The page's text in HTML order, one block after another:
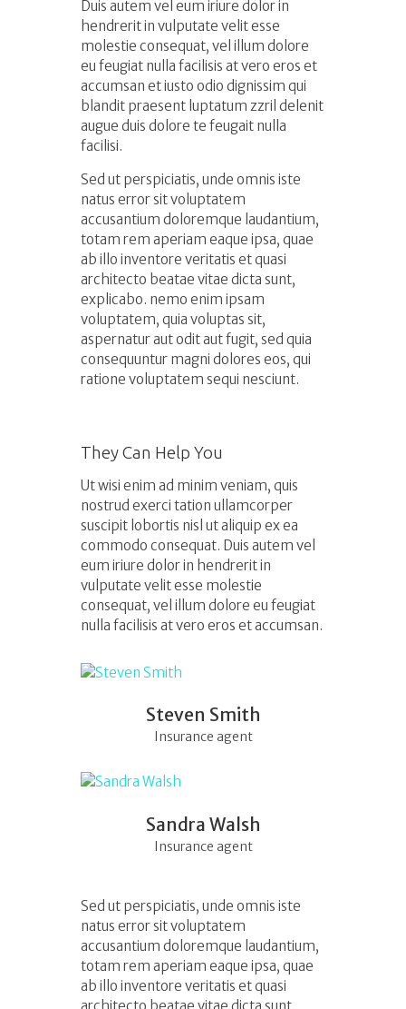
Duis autem vel eum iriure dolor in
hendrerit in vulputate velit esse
molestie consequat, vel illum dolore
eu feugiat nulla facilisis at vero eros et
accumsan et iusto odio dignissim qui
blandit praesent luptatum zzril delenit
augue duis dolore te feugait nulla
facilisi.
Sed ut perspiciatis, unde omnis iste
natus error sit voluptatem
accusantium doloremque laudantium,
totam rem aperiam eaque ipsa, quae
ab illo inventore veritatis et quasi
architecto beatae vitae dicta sunt,
explicabo. nemo enim ipsam
voluptatem, quia voluptas sit,
aspernatur aut odit aut fugit, sed quia
consequuntur magni dolores eos, qui
ratione voluptatem sequi nesciunt.
They Can Help You
Ut wisi enim ad minim veniam, quis
nostrud exerci tation ullamcorper
suscipit lobortis nisl ut aliquip ex ea
commodo consequat. Duis autem vel
eum iriure dolor in hendrerit in
vulputate velit esse molestie
consequat, vel illum dolore eu feugiat
nulla facilisis at vero eros et accumsan.
Steven Smith
Insurance agent
Sandra Walsh
Insurance agent
Sed ut perspiciatis, unde omnis iste
natus error sit voluptatem
accusantium doloremque laudantium,
totam rem aperiam eaque ipsa, quae
ab illo inventore veritatis et quasi